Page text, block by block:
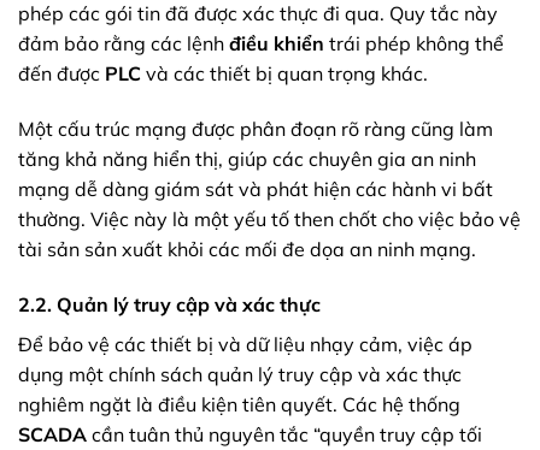
phép các gói tin đã được xác thực đi qua. Quy tắc này
đảm bảo rằng các lệnh điều khiển trái phép không thể
đến được PLC và các thiết bị quan trọng khác.
Một cấu trúc mạng được phân đoạn rõ ràng cũng làm
tăng khả năng hiển thị, giúp các chuyên gia an ninh
mạng dễ dàng giám sát và phát hiện các hành vi bất
thường. Việc này là một yếu tố then chốt cho việc bảo vệ
tài sản sản xuất khỏi các mối đe dọa an ninh mạng.
2.2. Quản lý truy cập và xác thực
Để bảo vệ các thiết bị và dữ liệu nhạy cảm, việc áp
dụng một chính sách quản lý truy cập và xác thực
nghiêm ngặt là điều kiện tiên quyết. Các hệ thống
SCADA cần tuân thủ nguyên tắc “quyền truy cập tối